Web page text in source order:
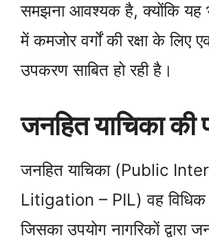
समझना आवश्यक है, क्योंकि यह
में कमजोर वर्गों की रक्षा के लिए
उपकरण साबित हो रही है।
जनहित याचिका की
जनहित याचिका (Public
Litigation – PIL) वह विधिक
जिसका उपयोग नागरिकों द्वारा